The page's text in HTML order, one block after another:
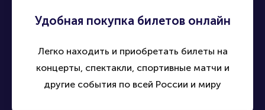
Удобная покупка билетов онлайн
Легко находить и приобретать билеты на
концерты, спектакли, спортивные матчи и
другие события по всей России и миру